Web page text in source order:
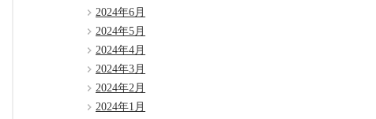
2024年6月
2024年5月
2024年4月
2024年3月
2024年2月
2024年1月